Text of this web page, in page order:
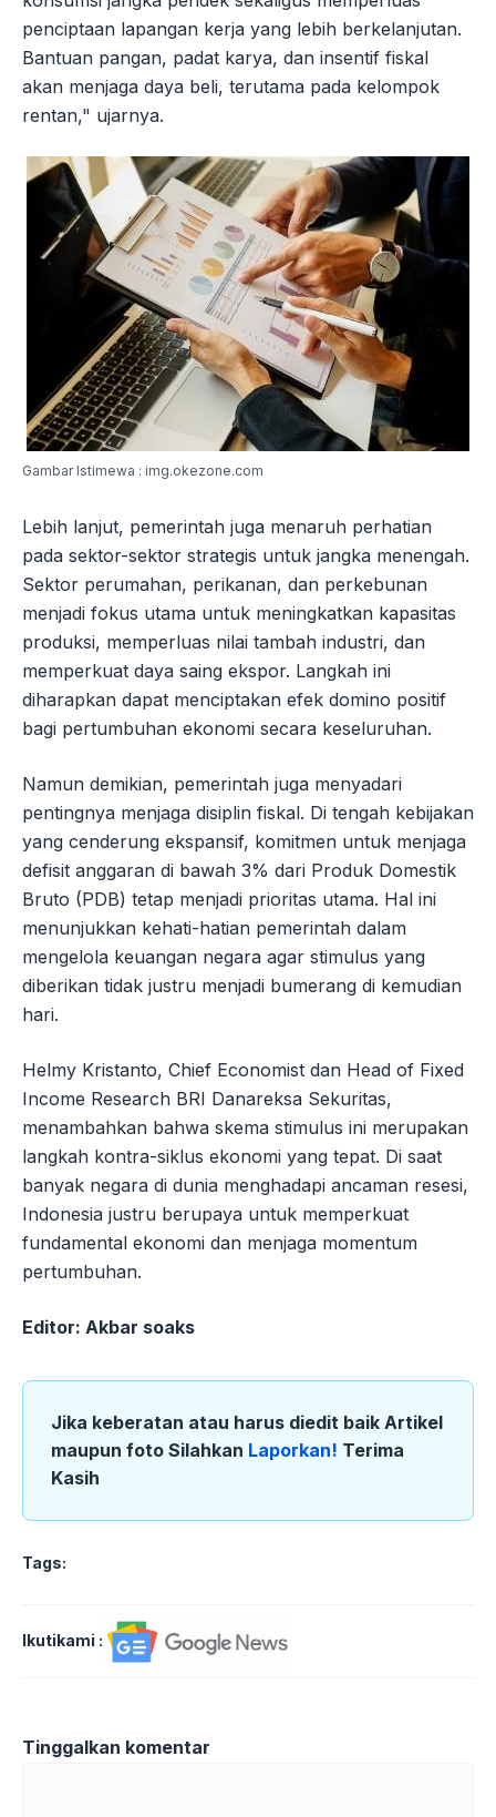
penciptaan lapangan kerja yang lebih berkelanjutan.
Bantuan pangan, padat karya, dan insentif fiskal
akan menjaga daya beli, terutama pada kelompok
rentan," ujarnya.
Gambar Istimewa : img.okezone.com
Lebih lanjut, pemerintah juga menaruh perhatian
pada sektor-sektor strategis untuk jangka menengah.
Sektor perumahan, perikanan, dan perkebunan
menjadi fokus utama untuk meningkatkan kapasitas
produksi, memperluas nilai tambah industri, dan
memperkuat daya saing ekspor. Langkah ini
diharapkan dapat menciptakan efek domino positif
bagi pertumbuhan ekonomi secara keseluruhan.
Namun demikian, pemerintah juga menyadari
pentingnya menjaga disiplin fiskal. Di tengah kebijakan
yang cenderung ekspansif, komitmen untuk menjaga
defisit anggaran di bawah 3% dari Produk Domestik
Bruto (PDB) tetap menjadi prioritas utama. Hal ini
menunjukkan kehati-hatian pemerintah dalam
mengelola keuangan negara agar stimulus yang
diberikan tidak justru menjadi bumerang di kemudian
hari.
Helmy Kristanto, Chief Economist dan Head of Fixed
Income Research BRI Danareksa Sekuritas,
menambahkan bahwa skema stimulus ini merupakan
langkah kontra-siklus ekonomi yang tepat. Di saat
banyak negara di dunia menghadapi ancaman resesi,
Indonesia justru berupaya untuk memperkuat
fundamental ekonomi dan menjaga momentum
pertumbuhan.
Editor: Akbar soaks
Jika keberatan atau harus diedit baik Artikel
maupun foto Silahkan Laporkan! Terima
Kasih
Tags:
Ikutikami :
Tinggalkan komentar